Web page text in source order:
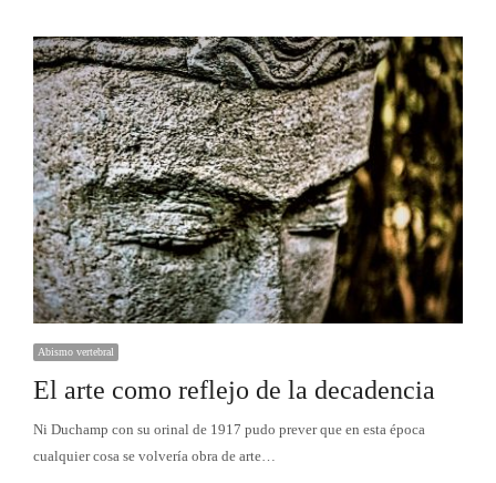
Abismo vertebral
El arte como reflejo de la decadencia
Ni Duchamp con su orinal de 1917 pudo prever que en esta época
cualquier cosa se volvería obra de arte…